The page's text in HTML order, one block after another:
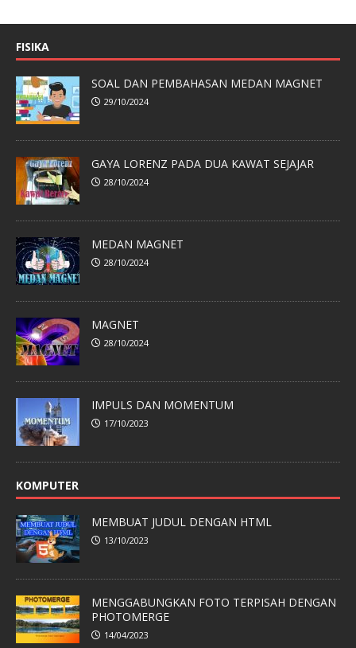
FISIKA
SOAL DAN PEMBAHASAN MEDAN MAGNET
29/10/2024
GAYA LORENZ PADA DUA KAWAT SEJAJAR
28/10/2024
MEDAN MAGNET
28/10/2024
MAGNET
28/10/2024
IMPULS DAN MOMENTUM
17/10/2023
KOMPUTER
MEMBUAT JUDUL DENGAN HTML
13/10/2023
MENGGABUNGKAN FOTO TERPISAH DENGAN
PHOTOMERGE
14/04/2023